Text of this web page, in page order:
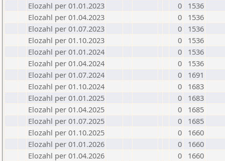
Elozahl per 01.01.2023
0
1536
Elozahl per 01.04.2023
0
1536
Elozahl per 01.07.2023
0
1536
Elozahl per 01.10.2023
0
1536
Elozahl per 01.01.2024
0
1536
Elozahl per 01.04.2024
0
1536
Elozahl per 01.07.2024
0
1691
Elozahl per 01.10.2024
0
1683
Elozahl per 01.01.2025
0
1683
Elozahl per 01.04.2025
0
1685
Elozahl per 01.07.2025
0
1685
Elozahl per 01.10.2025
0
1660
Elozahl per 01.01.2026
0
1660
Elozahl per 01.04.2026
0
1660